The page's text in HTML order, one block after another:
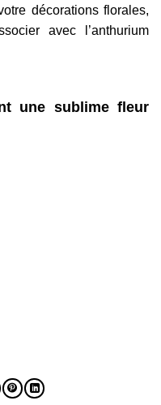
décorations florales,
avec l’anthurium
une sublime fleur